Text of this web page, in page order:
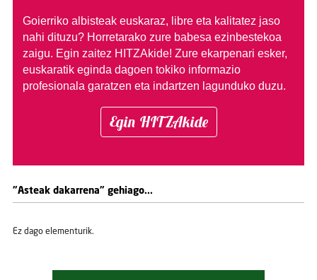
Goierriko albisteak euskaraz, libre eta kalitatez jaso
nahi dituzu? Horretarako zure babesa ezinbestekoa
zaigu. Egin zaitez HITZAkide! Zure ekarpenari esker,
euskaratik eginda dagoen tokiko informazio
profesionala garatzen eta indartzen lagunduko duzu.
Egin HITZAkide
"Asteak dakarrena" gehiago...
Ez dago elementurik.